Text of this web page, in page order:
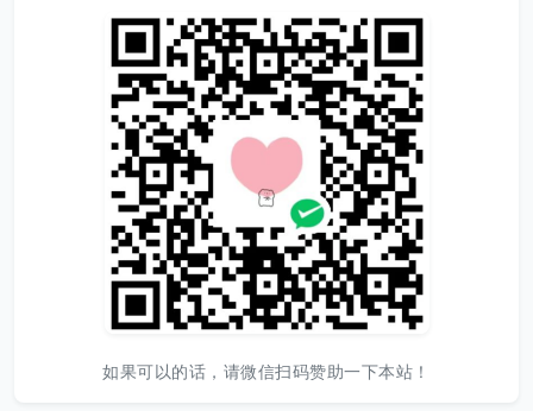
如果可以的话，请微信扫码赞助一下本站！